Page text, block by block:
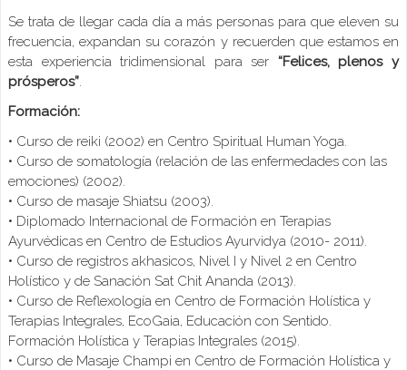
Se trata de llegar cada día a más personas para que eleven su
frecuencia, expandan su corazón y recuerden que estamos en
esta experiencia tridimensional para ser “Felices, plenos y
prósperos”
Formación:
• Curso de reiki (2002) en Centro Spiritual Human Yoga.
• Curso de somatología (relación de las enfermedades con las
emociones) (2002).
• Curso de masaje Shiatsu (2003).
• Diplomado Internacional de Formación en Terapias
Ayurvédicas en Centro de Estudios Ayurvidya (2010- 2011).
• Curso de registros akhasicos, Nivel I y Nivel 2 en Centro
Holístico y de Sanación Sat Chit Ananda (2013).
• Curso de Reflexología en Centro de Formación Holística y
Terapias Integrales, EcoGaia, Educación con Sentido.
Formación Holística y Terapias Integrales (2015).
• Curso de Masaje Champi en Centro de Formación Holística y